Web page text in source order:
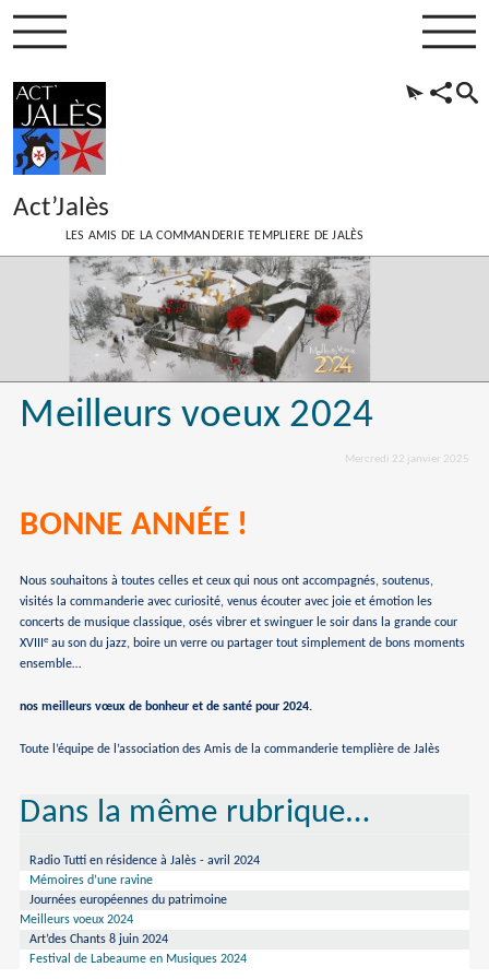
Act’Jalès
LES AMIS DE LA COMMANDERIE TEMPLIERE DE JALÈS
Meilleurs voeux 2024
Mercredi 22 janvier 2025
BONNE ANNÉE !
Nous souhaitons à toutes celles et ceux qui nous ont accompagnés, soutenus,
visités la commanderie avec curiosité, venus écouter avec joie et émotion les
concerts de musique classique, osés vibrer et swinguer le soir dans la grande cour
XVIIIe au son du jazz, boire un verre ou partager tout simplement de bons moments
ensemble…
nos meilleurs vœux de bonheur et de santé pour 2024.
Toute l’équipe de l’association des Amis de la commanderie templière de Jalès
Dans la même rubrique…
Radio Tutti en résidence à Jalès - avril 2024
Mémoires d’une ravine
Journées européennes du patrimoine
Meilleurs voeux 2024
Art’des Chants 8 juin 2024
Festival de Labeaume en Musiques 2024